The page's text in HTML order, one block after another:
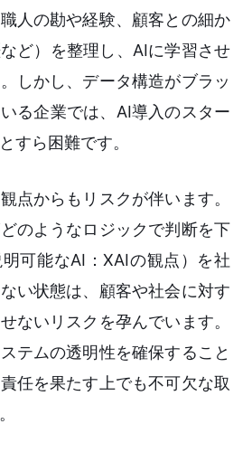
人の勘や経験、顧客との細か
ど）を整理し、AIに学習させ
しかし、データ構造がブラッ
る企業では、AI導入のスター
すら困難です。
点からもリスクが伴います。
のようなロジックで判断を下
可能なAI：XAIの観点）を社
い状態は、顧客や社会に対す
ないリスクを孕んでいます。
テムの透明性を確保すること
任を果たす上でも不可欠な取